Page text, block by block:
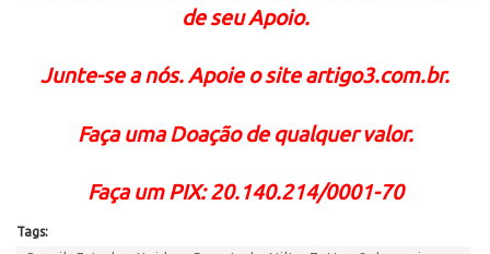
de seu Apoio.
Junte-se a nós. Apoie o site artigo3.com.br.
Faça uma Doação de qualquer valor.
Faça um PIX: 20.140.214/0001-70
Tags: